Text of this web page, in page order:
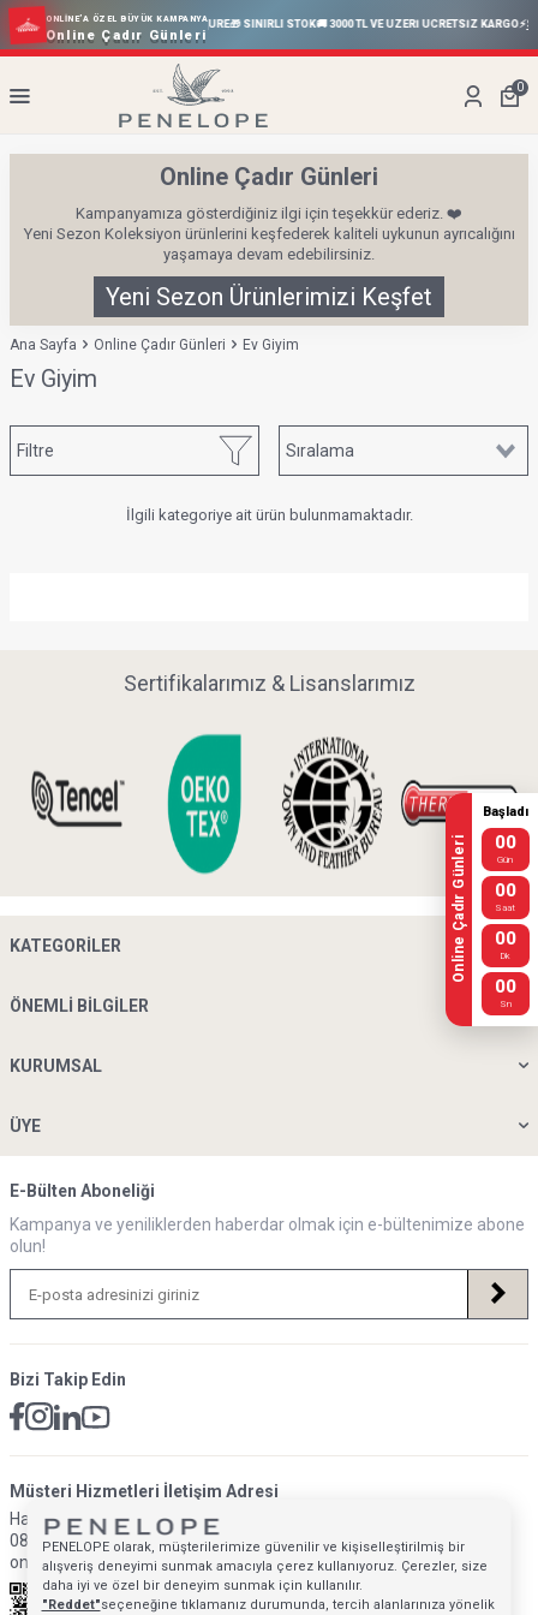
ONLINE’A ÖZEL BÜYÜK KAMPANYA
Online Çadır Günleri
⚡ %70’E VARAN İNDIRIM⏰ SINIRLI SÜRE🎁 SINIRLI STOK🚚 3000 TL VE ÜZERİ ÜCRETSİZ KARGO⚡
0
Online Çadır Günleri
Kampanyamıza gösterdiğiniz ilgi için teşekkür ederiz. ❤️
Yeni Sezon Koleksiyon ürünlerini keşfederek kaliteli uykunun ayrıcalığını
yaşamaya devam edebilirsiniz.
Yeni Sezon Ürünlerimizi Keşfet
Ana Sayfa Online Çadır Günleri Ev Giyim
Ev Giyim
Filtre
İlgili kategoriye ait ürün bulunmamaktadır.
Sertifikalarımız & Lisanslarımız
KATEGORILER
ÖNEMLI BILGILER
KURUMSAL
ÜYE
E-Bülten Aboneliği
Kampanya ve yeniliklerden haberdar olmak için e-bültenimize abone
olun!
Bizi Takip Edin
Müsteri Hizmetleri İletişim Adresi
Hafta İçi: 09:00 - 18:00
0850 640 1993
onlinedestek@penelopebedroom.com
PENELOPE olarak, müşterilerimize güvenilir ve kişiselleştirilmiş bir
alışveriş deneyimi sunmak amacıyla çerez kullanıyoruz. Çerezler, size
daha iyi ve özel bir deneyim sunmak için kullanılır.
"Reddet"seçeneğine tıklamanız durumunda, tercih alanlarınıza yönelik
Online Çadır Günleri
Başladı
00
Gün
00
Saat
00
Dk
00
Sn